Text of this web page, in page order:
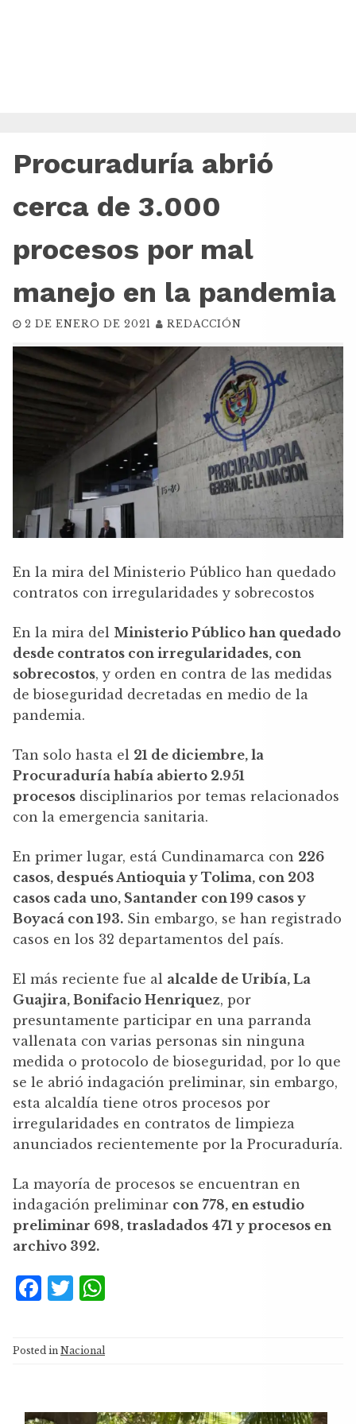
Procuraduría abrió
cerca de 3.000
procesos por mal
manejo en la pandemia
2 DE ENERO DE 2021 REDACCIÓN
En la mira del Ministerio Público han quedado
contratos con irregularidades y sobrecostos
En la mira del Ministerio Público han quedado
desde contratos con irregularidades, con
sobrecostos, y orden en contra de las medidas
de bioseguridad decretadas en medio de la
pandemia.
Tan solo hasta el 21 de diciembre, la
Procuraduría había abierto 2.951
procesos disciplinarios por temas relacionados
con la emergencia sanitaria.
En primer lugar, está Cundinamarca con 226
casos, después Antioquia y Tolima, con 203
casos cada uno, Santander con 199 casos y
Boyacá con 193. Sin embargo, se han registrado
casos en los 32 departamentos del país.
El más reciente fue al alcalde de Uribía, La
Guajira, Bonifacio Henriquez, por
presuntamente participar en una parranda
vallenata con varias personas sin ninguna
medida o protocolo de bioseguridad, por lo que
se le abrió indagación preliminar, sin embargo,
esta alcaldía tiene otros procesos por
irregularidades en contratos de limpieza
anunciados recientemente por la Procuraduría.
La mayoría de procesos se encuentran en
indagación preliminar con 778, en estudio
preliminar 698, trasladados 471 y procesos en
archivo 392.
F
c
e
o
T
it
te
p
Posted in Nacional
Reproductor